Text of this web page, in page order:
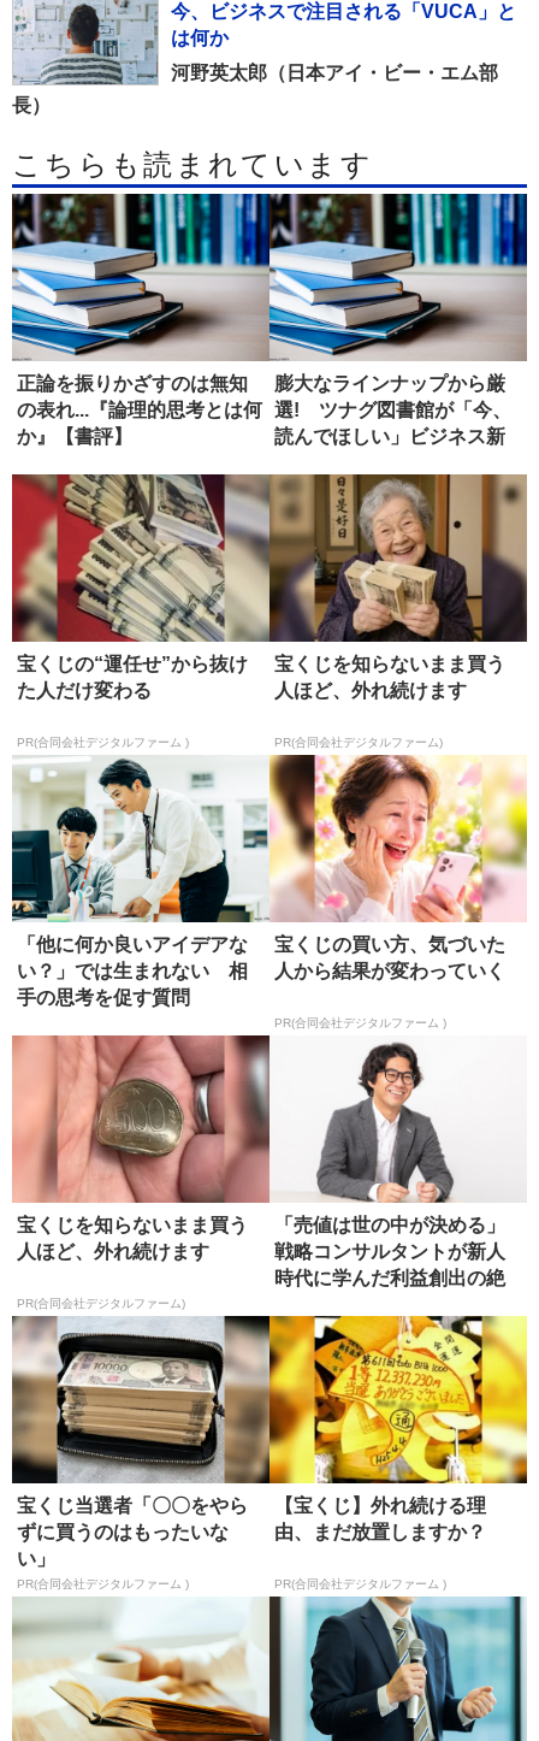
今、ビジネスで注目される「VUCA」と
は何か
河野英太郎（日本アイ・ビー・エム部
長）
こちらも読まれています
正論を振りかざすのは無知
の表れ...『論理的思考とは何
か』【書評】
膨大なラインナップから厳
選! ツナグ図書館が「今、
読んでほしい」ビジネス新
宝くじの“運任せ”から抜け
た人だけ変わる
PR(合同会社デジタルファーム )
宝くじを知らないまま買う
人ほど、外れ続けます
PR(合同会社デジタルファーム)
「他に何か良いアイデアな
い？」では生まれない 相
手の思考を促す質問
宝くじの買い方、気づいた
人から結果が変わっていく
PR(合同会社デジタルファーム )
宝くじを知らないまま買う
人ほど、外れ続けます
PR(合同会社デジタルファーム)
「売値は世の中が決める」
戦略コンサルタントが新人
時代に学んだ利益創出の絶
宝くじ当選者「〇〇をやら
ずに買うのはもったいな
い」
PR(合同会社デジタルファーム )
【宝くじ】外れ続ける理
由、まだ放置しますか？
PR(合同会社デジタルファーム )